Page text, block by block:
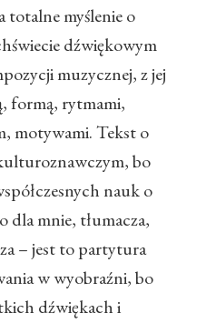
totalne myślenie o
dźwiękowym
muzycznej, z jej
formą, rytmami,
motywami. Tekst o
bo
nauk o
dla mnie, tłumacza,
– jest to partytura
w wyobraźni, bo
dźwiękach i